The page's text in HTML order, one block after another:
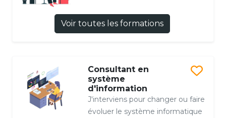
Voir toutes les formations
Consultant en
système
d'information
J'interviens pour changer ou faire
évoluer le système informatique